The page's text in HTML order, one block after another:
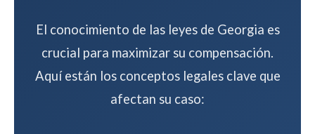
El conocimiento de las leyes de Georgia es
crucial para maximizar su compensación.
Aquí están los conceptos legales clave que
afectan su caso: